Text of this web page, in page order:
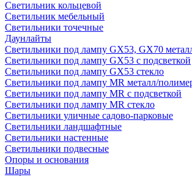
Светильник кольцевой
Светильник мебельный
Светильники точечные
Даунлайты
Светильники под лампу GX53, GX70
Светильники под лампу GX53 с подсветкой
Светильники под лампу GX53 стекло
Светильники под лампу MR металл/
Светильники под лампу MR с подсветкой
Светильники под лампу MR стекло
Светильники уличные садово-парковые
Светильники ландшафтные
Светильники настенные
Светильники подвесные
Опоры и основания
Шары